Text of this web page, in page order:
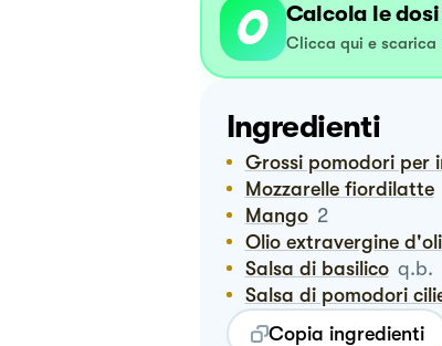
Calcola le
Clicca qui e scarica
Ingredienti
Grossi pomodori per
Mozzarelle fiordilatte
Mango 2
Olio extravergine
Salsa di basilico q.b.
Salsa di pomodori
Copia ingredienti